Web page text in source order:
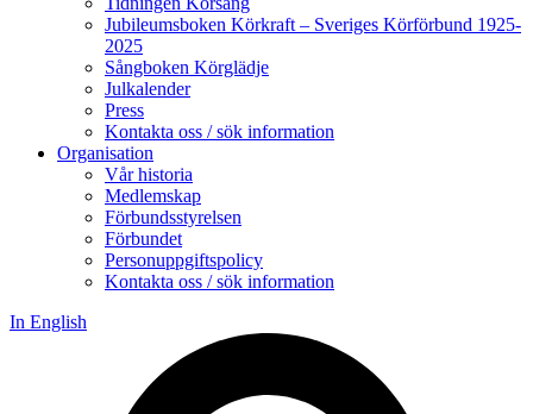
Jubileumsboken Körkraft – Sveriges Körförbund 1925-
2025
Sångboken Körglädje
Julkalender
Press
Kontakta oss / sök information
Organisation
Vår historia
Medlemskap
Förbundsstyrelsen
Förbundet
Personuppgiftspolicy
Kontakta oss / sök information
In English